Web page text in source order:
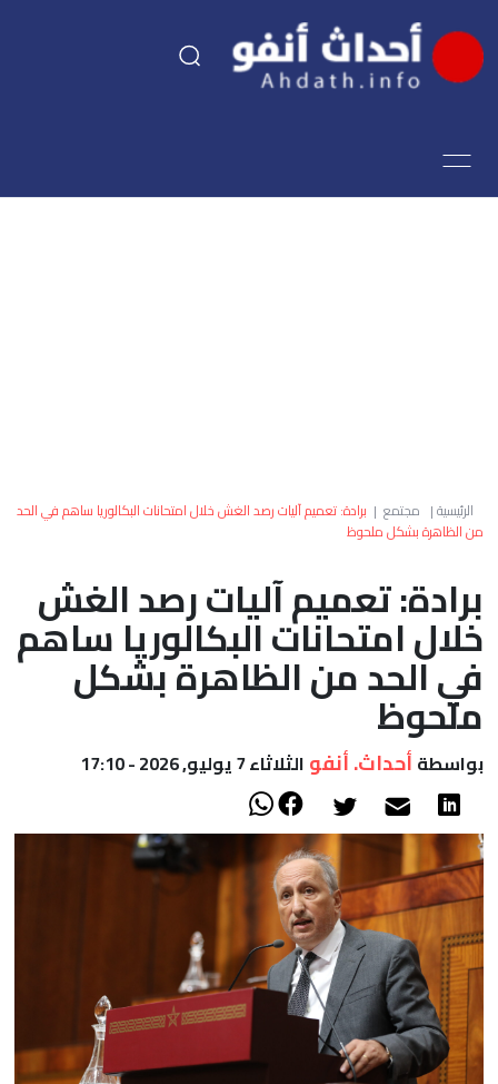
اقتصاد
العالم
الصحراء
الرئيسية| مجتمع | برادة: تعميم آليات رصد الغش خلال امتحانات البكالوريا ساهم في الحد
من الظاهرة بشكل ملحوظ
برادة: تعميم آليات رصد الغش
خلال امتحانات البكالوريا ساهم
في الحد من الظاهرة بشكل
ملحوظ
بواسطة أحداث. أنفو الثلاثاء 7 يوليو, 2026 - 17:10